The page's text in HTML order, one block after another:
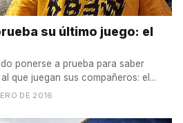
su último juego: el
ponerse a prueba para saber
que juegan sus compañeros: el...
DE 2016